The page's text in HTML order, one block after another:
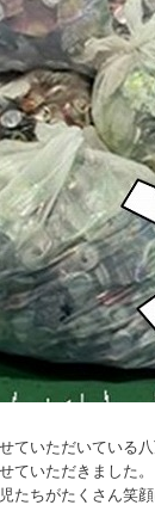
ていただいている
ていただきました。
たちがたくさん笑